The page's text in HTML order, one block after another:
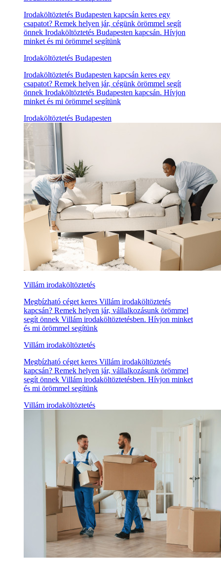
Irodaköltöztetés Budapesten kapcsán keres egy
csapatot? Remek helyen jár, cégünk örömmel segít
önnek Irodaköltöztetés Budapesten kapcsán. Hívjon
minket és mi örömmel segítünk
Irodaköltöztetés Budapesten
Irodaköltöztetés Budapesten kapcsán keres egy
csapatot? Remek helyen jár, cégünk örömmel segít
önnek Irodaköltöztetés Budapesten kapcsán. Hívjon
minket és mi örömmel segítünk
Irodaköltöztetés Budapesten
Villám irodaköltöztetés
Megbízható céget keres Villám irodaköltöztetés
kapcsán? Remek helyen jár, vállalkozásunk örömmel
segít önnek Villám irodaköltöztetésben. Hívjon minket
és mi örömmel segítünk
Villám irodaköltöztetés
Megbízható céget keres Villám irodaköltöztetés
kapcsán? Remek helyen jár, vállalkozásunk örömmel
segít önnek Villám irodaköltöztetésben. Hívjon minket
és mi örömmel segítünk
Villám irodaköltöztetés